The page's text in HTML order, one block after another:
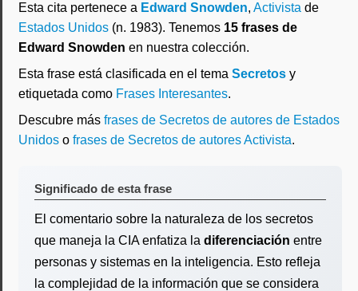
Esta cita pertenece a Edward Snowden, Activista de
Estados Unidos (n. 1983). Tenemos 15 frases de
Edward Snowden en nuestra colección.
Esta frase está clasificada en el tema Secretos y
etiquetada como Frases Interesantes.
Descubre más frases de Secretos de autores de Estados
Unidos o frases de Secretos de autores Activista.
Significado de esta frase
El comentario sobre la naturaleza de los secretos
que maneja la CIA enfatiza la diferenciación entre
personas y sistemas en la inteligencia. Esto refleja
la complejidad de la información que se considera